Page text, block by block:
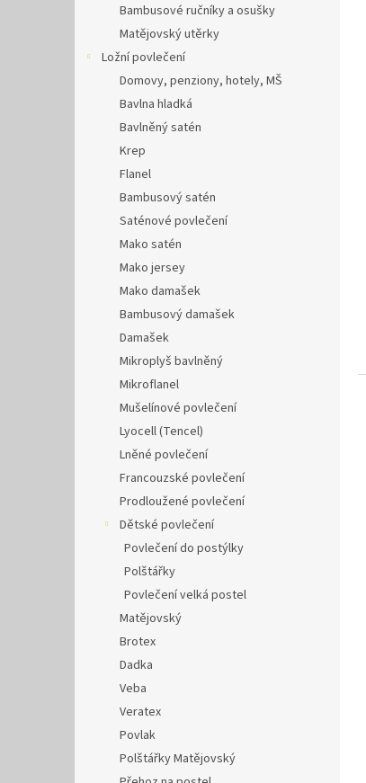
Bambusové ručníky a osušky
Matějovský utěrky
Ložní povlečení
Domovy, penziony, hotely, MŠ
Bavlna hladká
Bavlněný satén
Krep
Flanel
Bambusový satén
Saténové povlečení
Mako satén
Mako jersey
Mako damašek
Bambusový damašek
Damašek
Mikroplyš bavlněný
Mikroflanel
Mušelínové povlečení
Lyocell (Tencel)
Lněné povlečení
Francouzské povlečení
Prodloužené povlečení
Dětské povlečení
Povlečení do postýlky
Polštářky
Povlečení velká postel
Matějovský
Brotex
Dadka
Veba
Veratex
Povlak
Polštářky Matějovský